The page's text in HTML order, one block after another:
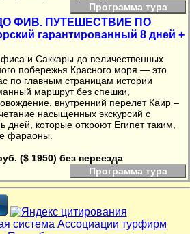
Программа тура
ФИВ. ПУТЕШЕСТВИЕ ПО
гарантированный 8 дней +
и Саккары до величественных
побережья Красного моря — это
по главным страницам истории
маршрут без спешки,
внутренний перелет Каир –
насыщенных экскурсий с
которые откроют Египет таким,
фараоны.
($ 1950) без переезда
Программа тура